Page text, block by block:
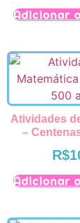
Adicionar
Atividades
–
R$
Adicionar